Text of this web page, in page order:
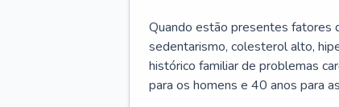
Quando estão presentes fatores
sedentarismo, colesterol alto,
histórico familiar de problemas
para os homens e 40 anos para